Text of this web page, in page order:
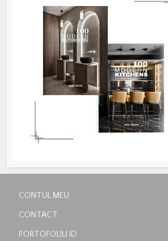
CONTUL MEU
CONTACT
PORTOFOLIU ID